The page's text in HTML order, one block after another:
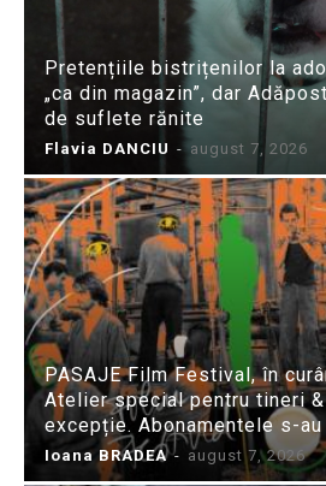
Pretențiile bistrițenilor la
„ca din magazin”, dar
de suflete rănite
Flavia DANCIU - august 7, 2026
PASAJE Film Festival, în
Atelier special pentru tineri
excepție. Abonamentele s-au
Ioana BRADEA - august 7, 2026